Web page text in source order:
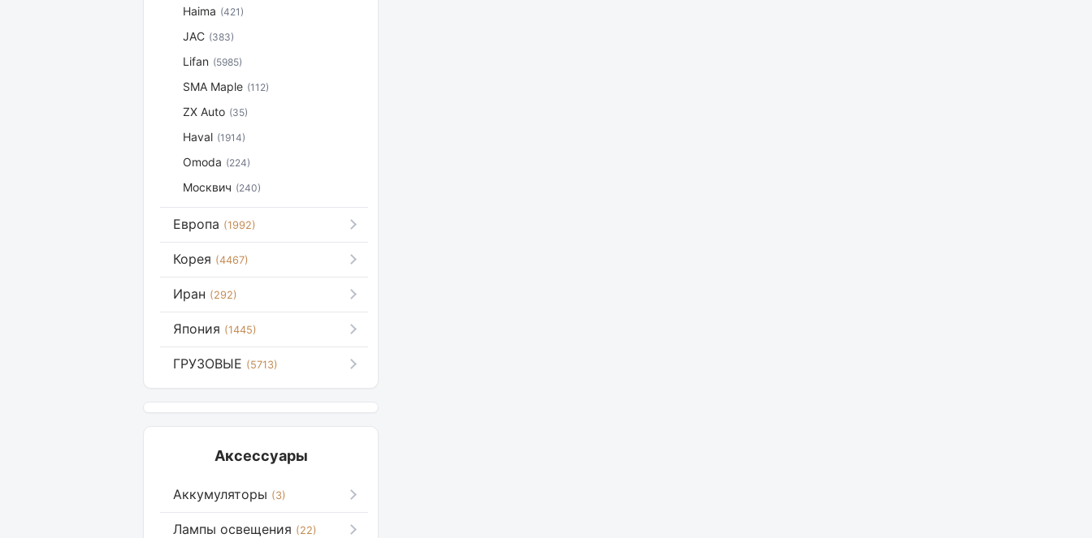
Haima (421)
JAC (383)
Lifan (5985)
SMA Maple (112)
ZX Auto (35)
Haval (1914)
Omoda (224)
Москвич (240)
Европа (1992)
Корея (4467)
Иран (292)
Япония (1445)
ГРУЗОВЫЕ (5713)
Аксессуары
Аккумуляторы (3)
Лампы освещения (22)